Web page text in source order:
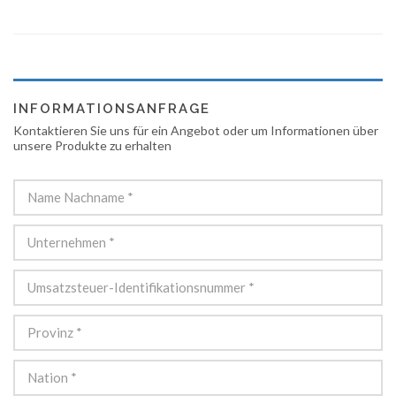
INFORMATIONSANFRAGE
Kontaktieren Sie uns für ein Angebot oder um Informationen über
unsere Produkte zu erhalten